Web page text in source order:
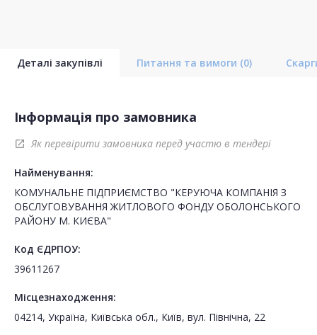
Деталі закупівлі Питання та вимоги (0)
Інформація про замовника
open_in_new Як перевірити замовника перед участю в тендері
Найменування:
КОМУНАЛЬНЕ ПІДПРИЄМСТВО "КЕРУЮЧА КОМПАНІЯ З
ОБСЛУГОВУВАННЯ ЖИТЛОВОГО ФОНДУ ОБОЛОНСЬКОГО
РАЙОНУ М. КИЄВА"
Код ЄДРПОУ:
39611267
Місцезнаходження:
04214, Україна, Київська обл., Київ, вул. Північна, 22